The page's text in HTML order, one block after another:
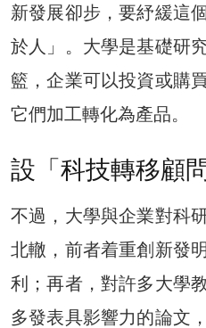
新發展卻步，要紓緩這
於人」。大學是基礎研
籃，企業可以投資或購
它們加工轉化為產品。
設「科技轉移顧
不過，大學與企業對科
北轍，前者着重創新發
利；再者，對許多大學
多發表具影響力的論文